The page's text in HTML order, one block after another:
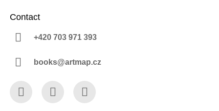
Contact
+420 703 971 393
books@artmap.cz